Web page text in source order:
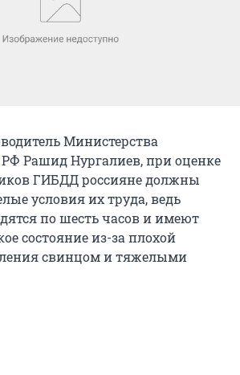
Министерства
Рашид Нургалиев, при оценке
ГИБДД россияне должны
условия их труда, ведь
по шесть часов и имеют
состояние из-за плохой
свинцом и тяжелыми